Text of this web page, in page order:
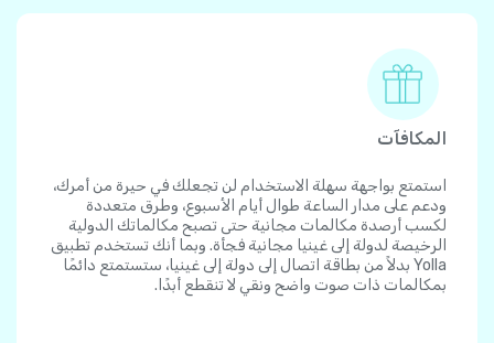
المكافآت
استمتع بواجهة سهلة الاستخدام لن تجعلك في حيرة من أمرك،
ودعم على مدار الساعة طوال أيام الأسبوع، وطرق متعددة
لكسب أرصدة مكالمات مجانية حتى تصبح مكالماتك الدولية
الرخيصة لدولة إلى غينيا مجانية فجأة. وبما أنك تستخدم تطبيق
Yolla بدلاً من بطاقة اتصال إلى دولة إلى غينيا، ستستمتع دائمًا
بمكالمات ذات صوت واضح ونقي لا تنقطع أبدًا.